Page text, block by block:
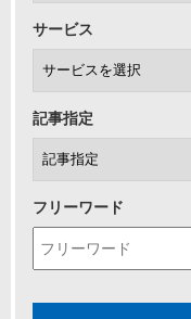
サービス
記事指定
フリーワード